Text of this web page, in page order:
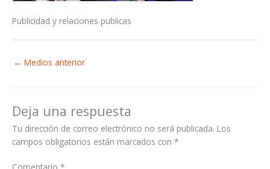
Publicidad y relaciones publicas
← Medios anterior
Deja una respuesta
Tu dirección de correo electrónico no será publicada. Los
campos obligatorios están marcados con *